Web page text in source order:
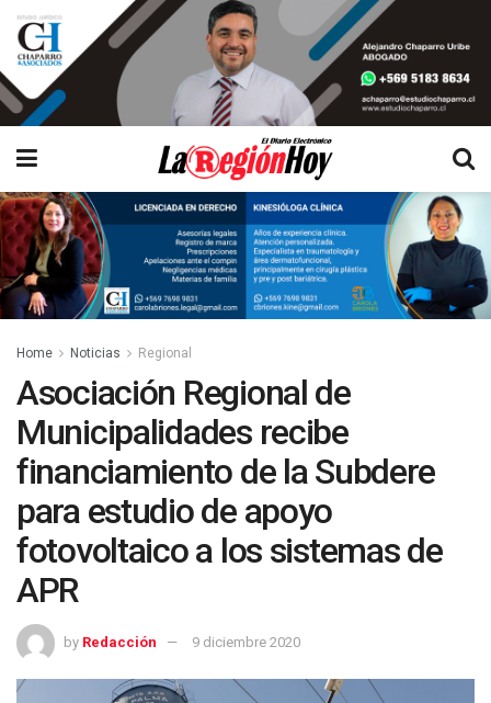
Home Noticias Regional
Asociación Regional de
Municipalidades recibe
financiamiento de la Subdere
para estudio de apoyo
fotovoltaico a los sistemas de
APR
by Redacción 9 diciembre 2020